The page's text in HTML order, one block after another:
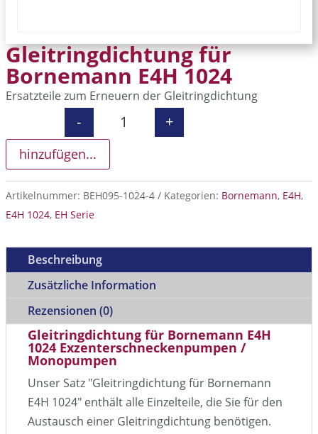
Gleitringdichtung für
Bornemann E4H 1024
Ersatzteile zum Erneuern der Gleitringdichtung
Gleitringdichtung für Bornemann
- +
hinzufügen...
Artikelnummer: BEH095-1024-4 Kategorien: Bornemann, E4H,
E4H 1024, EH Serie
Beschreibung
Zusätzliche Information
Rezensionen (0)
Gleitringdichtung für Bornemann E4H
1024 Exzenterschneckenpumpen /
Monopumpen
Unser Satz "Gleitringdichtung für Bornemann
E4H 1024" enthält alle Einzelteile, die Sie für den
Austausch einer Gleitringdichtung benötigen.